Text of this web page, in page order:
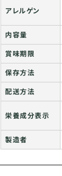
アレルゲン
内容量
賞味期限
保存方法
配送方法
栄養成分表示
製造者